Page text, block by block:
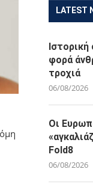
LATEST
φορά
τροχιά
06/08/2026
Οι
Fold8
06/08/2026